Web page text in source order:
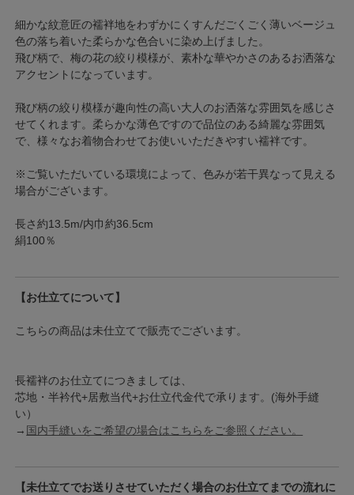
細かな紋意匠の襦袢地をわずかにくすんだごくごく薄いベージュ
色の落ち着いた柔らかな色合いに染め上げました。
飛び柄で、梅の花の絞り模様が、素朴な華やかさのあるお洒落な
アクセントになっています。
飛び柄の絞り模様が趣向性の高い大人のお洒落な雰囲気を感じさ
せてくれます。柔らかな薄色ですので品位のある綺麗な雰囲気
で、様々なお着物合わせてお使いいただきやすい襦袢です。
※ご覧いただいている環境によって、色みが若干異なって見える
場合がございます。
長さ約13.5m/内巾約36.5cm
絹100％
【お仕立てについて】
こちらの商品は未仕立てで販売でございます。
長襦袢のお仕立てにつきましては、
芯地・半衿代+居敷当代+お仕立代金代で承ります。(海外手縫
い）
→ 国内手縫いをご希望の場合はこちらをご参照ください。
【未仕立てでお送りさせていただく場合のお仕立てまでの流れに